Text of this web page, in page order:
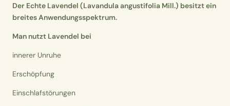
Der Echte Lavendel (Lavandula angustifolia Mill.) besitzt ein
breites Anwendungsspektrum.
Man nutzt Lavendel bei
innerer Unruhe
Erschöpfung
Einschlafstörungen